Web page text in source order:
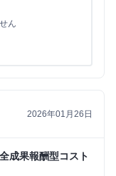
ん
2026年01月26日
成果報酬型コスト